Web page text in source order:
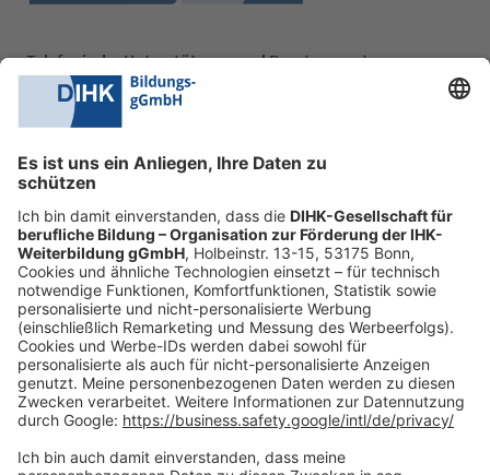
Telefonische Unterstützung und Beratung unter:
0228 6205 205
Fr.:
09:00-14:00 Uhr
shop@dihk-bildung.shop
Vertrag widerrufen
Zahlungsarten
Social Media